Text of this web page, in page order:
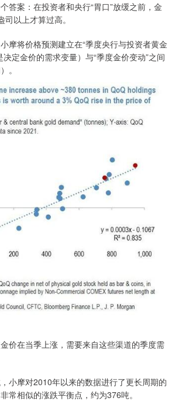
案：在投资者和央行“胃口”放缓之前，金
以上才算过高。
将价格预测建立在“季度央行与投资者黄金
定金价的需求变量）与“季度金价变动”之间
。
在当季上涨，需要来自这些渠道的季度需
摩对2010年以来的数据进行了更长周期的
常相似的涨跌平衡点，约为376吨。